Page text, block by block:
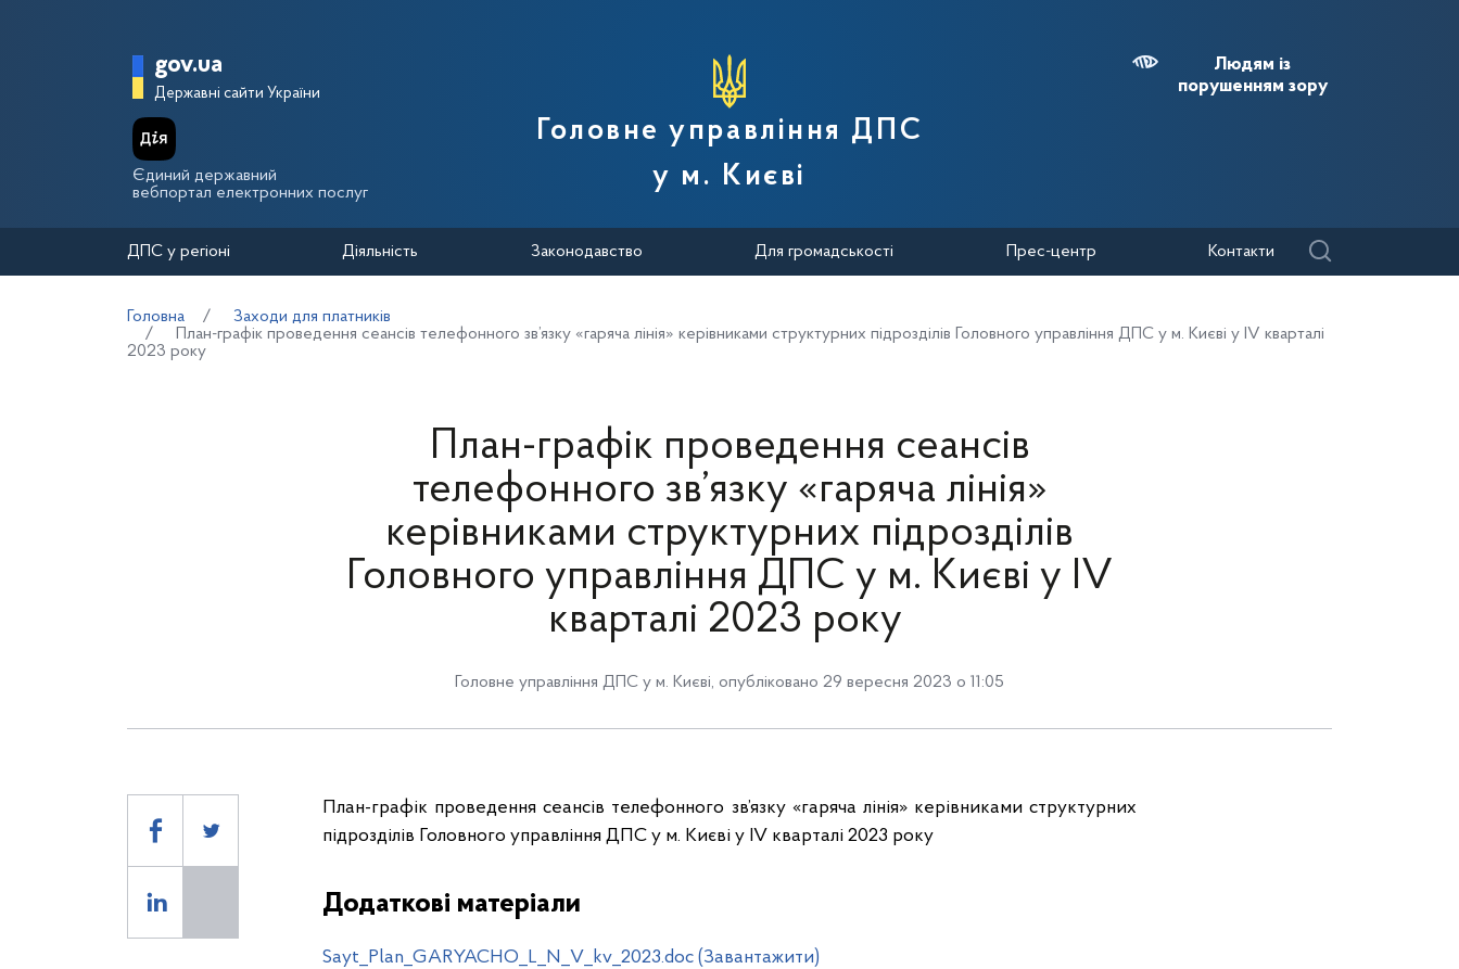
Головна сторінка Державної податкової служби України
gov.ua
Державні сайти України
Єдиний державний
вебпортал електронних послуг
Головне управління ДПС
у м. Києві
Людям із
порушенням зору
ДПС у регіоні Діяльність Законодавство Для громадськості Прес-центр Контакти
Головна
Заходи для платників
План-графік проведення сеансів телефонного зв’язку «гаряча лінія» керівниками структурних підрозділів Головного управління ДПС у м. Києві у ІV кварталі
2023 року
План-графік проведення сеансів
телефонного зв’язку «гаряча лінія»
керівниками структурних підрозділів
Головного управління ДПС у м. Києві у ІV
кварталі 2023 року
Головне управління ДПС у м. Києві, опубліковано 29 вересня 2023 о 11:05
План-графік проведення сеансів телефонного зв’язку «гаряча лінія» керівниками структурних
підрозділів Головного управління ДПС у м. Києві у ІV кварталі 2023 року
Додаткові матеріали
Sayt_Plan_GARYACHO_L_N_V_kv_2023.doc (Завантажити)